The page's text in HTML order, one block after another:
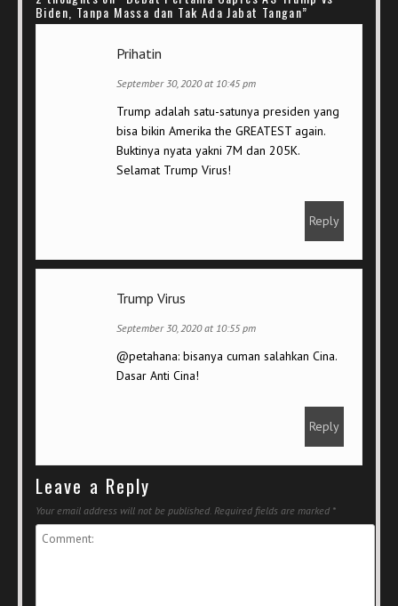
Biden, Tanpa Massa dan Tak Ada Jabat Tangan”
Prihatin
September 30, 2020 at 10:45 pm
Trump adalah satu-satunya presiden yang
bisa bikin Amerika the GREATEST again.
Buktinya nyata yakni 7M dan 205K.
Selamat Trump Virus!
Reply
Trump Virus
September 30, 2020 at 10:55 pm
@petahana: bisanya cuman salahkan Cina.
Dasar Anti Cina!
Reply
Leave a Reply
Your email address will not be published. Required fields are marked *